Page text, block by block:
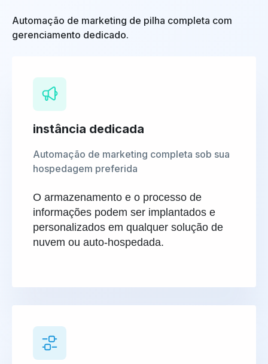
Automação de marketing de pilha completa com
gerenciamento dedicado.
instância dedicada
Automação de marketing completa sob sua
hospedagem preferida
O armazenamento e o processo de
informações podem ser implantados e
personalizados em qualquer solução de
nuvem ou auto-hospedada.